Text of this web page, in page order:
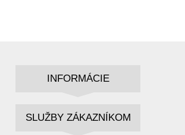
INFORMÁCIE
SLUŽBY ZÁKAZNÍKOM